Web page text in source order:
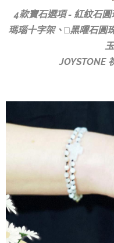
4款寶石選項 - 紅紋石
瑪瑙十字架、□黑曜石圓
JOYSTONE